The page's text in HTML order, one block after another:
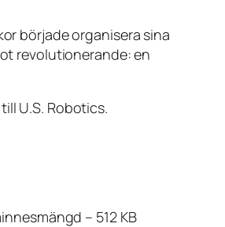
började organisera sina
revolutionerande: en
U.S. Robotics.
– 512 KB